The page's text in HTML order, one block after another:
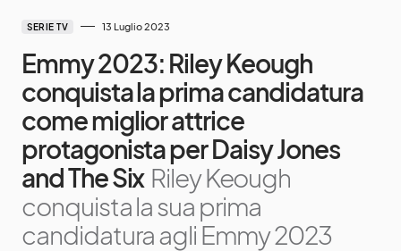
SERIE TV 13 Luglio 2023
Emmy 2023: Riley Keough
conquista la prima candidatura
come miglior attrice
protagonista per Daisy Jones
and The Six Riley Keough
conquista la sua prima
candidatura agli Emmy 2023